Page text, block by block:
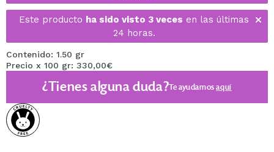
Este producto ha sido visto 3 veces en las últimas
24 horas.
Contenido: 1.50 gr
Precio x 100 gr: 330,00€
¿Tienes alguna duda?Te ayudamosaquí